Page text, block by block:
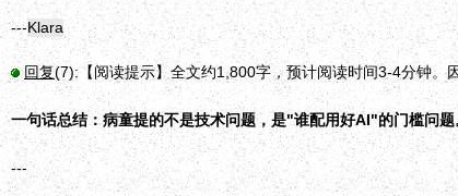
---Klara
回复(7):【阅读提示】全文约1,800字，预计阅读时间3-4分钟
一句话总结：病童提的不是技术问题，是"谁配用好AI"的门槛问题
---